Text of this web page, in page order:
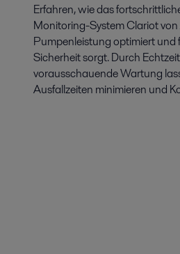
Erfahren, wie das
Monitoring-System Clariot von
Pumpenleistung optimiert und
Sicherheit sorgt. Durch
vorausschauende Wartung
Ausfallzeiten minimieren und